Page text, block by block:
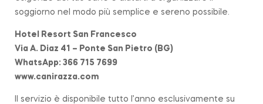
soggiorno nel modo più semplice e sereno possibile.
Hotel Resort San Francesco
Via A. Diaz 41 – Ponte San Pietro (BG)
WhatsApp: 366 715 7699
www.canirazza.com
Il servizio è disponibile tutto l’anno esclusivamente su